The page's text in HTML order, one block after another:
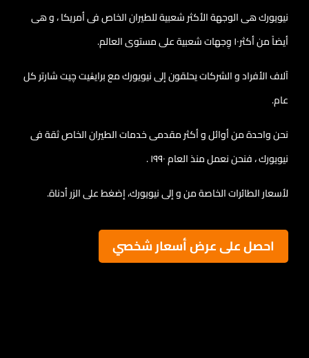
نيويورك هى الوجهة الأكثر شعبية للطيران الخاص فى أمريكا ، و هى
أيضاً من أكثر١٠ وِجهات شعبية على مستوى العالم.
آلاف الأفراد و الشركات يحلقون إلى نيويورك مع برايڨيت چيت شارتر كل
عام.
نحن واحدة من أوائل و أكثر مقدمى خدمات الطيران الخاص ثقة فى
نيويورك ، فنحن نعمل منذ العام ١٩٩٠ .
لأسعار الطائرات الخاصة من و إلى نيويورك، إضغط على الزر أدناة.
احصل على عرض أسعار شخصي